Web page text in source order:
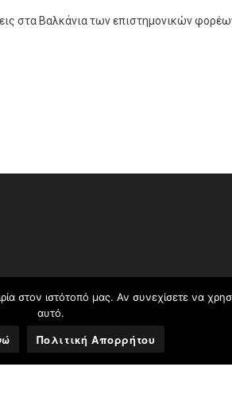
στα Βαλκάνια των επιστημονικών
στον ιστότοπό μας. Αν συνεχίσετε να
αυτό.
Πολιτική Απορρήτου